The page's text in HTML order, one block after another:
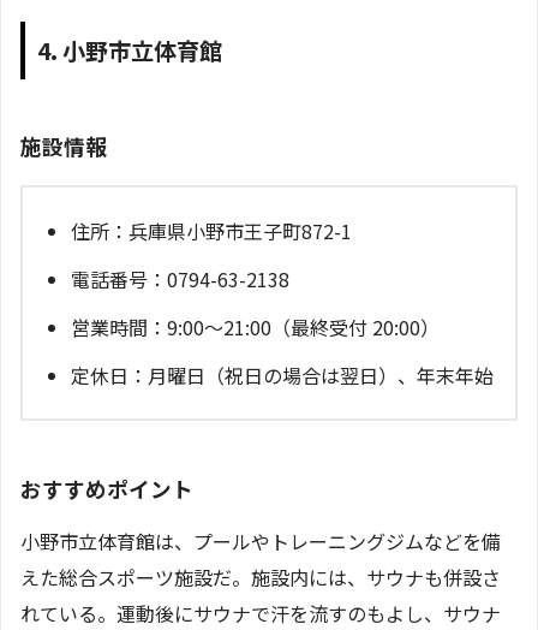
4. 小野市立体育館
施設情報
住所：兵庫県小野市王子町872-1
電話番号：0794-63-2138
営業時間：9:00～21:00（最終受付 20:00）
定休日：月曜日（祝日の場合は翌日）、年末年始
おすすめポイント
小野市立体育館は、プールやトレーニングジムなどを備
えた総合スポーツ施設だ。施設内には、サウナも併設さ
れている。運動後にサウナで汗を流すのもよし、サウナ